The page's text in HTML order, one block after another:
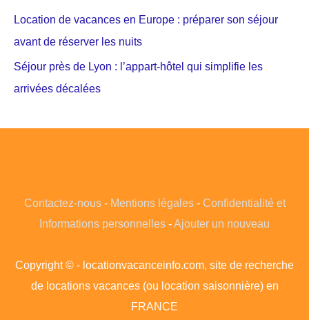
Location de vacances en Europe : préparer son séjour
avant de réserver les nuits
Séjour près de Lyon : l’appart-hôtel qui simplifie les
arrivées décalées
Contactez-nous- Mentions légales- Confidentialité et
Informations personnelles -Ajouter un nouveau
Copyright © - locationvacanceinfo.com, site de recherche
de locations vacances (ou location saisonnière) en
FRANCE